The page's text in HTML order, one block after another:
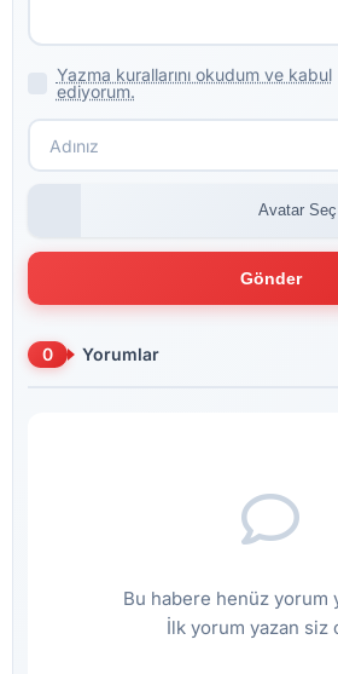
Yazma kurallarını okudum ve kabul
ediyorum.
Avatar Seç
Gönder
0 Yorumlar
Bu habere henüz yorum
İlk yorum yazan siz